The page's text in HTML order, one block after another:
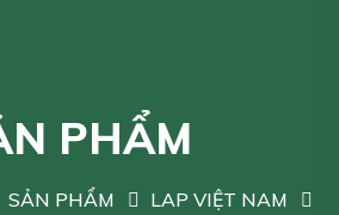
PHẨM
SẢN PHẨM
LAP VIỆT NAM